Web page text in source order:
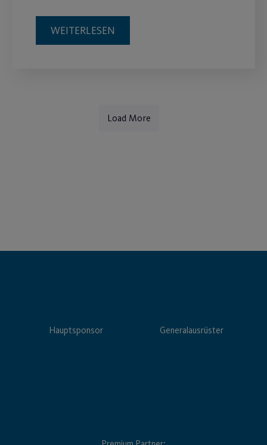
WEITERLESEN
Load More
Hauptsponsor Generalausrüster